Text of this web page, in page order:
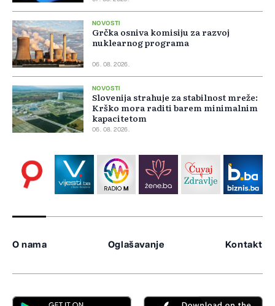
NOVOSTI
Grčka osniva komisiju za razvoj
nuklearnog programa
06. 08. 2026.
NOVOSTI
Slovenija strahuje za stabilnost mreže:
Krško mora raditi barem minimalnim
kapacitetom
06. 08. 2026.
O nama Oglašavanje Kontakt